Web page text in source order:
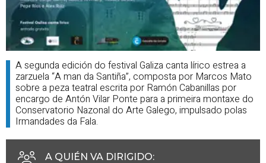
A segunda edición do festival Galiza canta lírico estrea a
zarzuela “A man da Santiña”, composta por Marcos Mato
sobre a peza teatral escrita por Ramón Cabanillas por
encargo de Antón Vilar Ponte para a primeira montaxe do
Conservatorio Nazonal do Arte Galego, impulsado polas
Irmandades da Fala.
A QUIÉN VA DIRIGIDO: